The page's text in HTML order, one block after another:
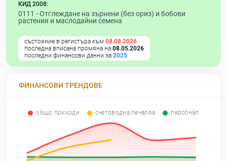
КИД 2008:
0111 -Отглеждане на зърнени (без ориз) и бобови
растения и маслодайни семена
състояние в регистъра към 08.08.2026
последна вписана промяна на 08.05.2026
последни финансови данни за 2025
ФИНАНСОВИ ТРЕНДОВЕ
общо приходи счетоводна печалба персонал